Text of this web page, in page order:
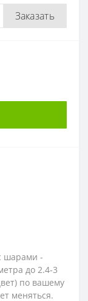
Заказать
шарами -
до 2.4-3
по вашему
меняться.